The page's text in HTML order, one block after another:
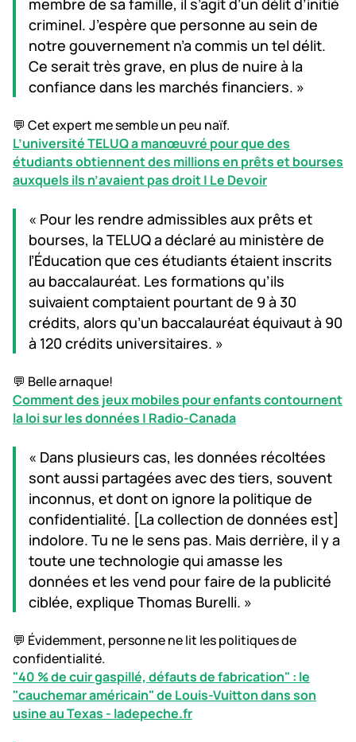
membre de sa famille, il s’agit d’un délit d’initié
criminel. J’espère que personne au sein de
notre gouvernement n’a commis un tel délit.
Ce serait très grave, en plus de nuire à la
confiance dans les marchés financiers. »
💬 Cet expert me semble un peu naïf.
L’université TELUQ a manœuvré pour que des
étudiants obtiennent des millions en prêts et bourses
auxquels ils n’avaient pas droit | Le Devoir
« Pour les rendre admissibles aux prêts et
bourses, la TELUQ a déclaré au ministère de
l’Éducation que ces étudiants étaient inscrits
au baccalauréat. Les formations qu’ils
suivaient comptaient pourtant de 9 à 30
crédits, alors qu’un baccalauréat équivaut à 90
à 120 crédits universitaires. »
💬 Belle arnaque!
Comment des jeux mobiles pour enfants contournent
la loi sur les données | Radio-Canada
« Dans plusieurs cas, les données récoltées
sont aussi partagées avec des tiers, souvent
inconnus, et dont on ignore la politique de
confidentialité. [La collection de données est]
indolore. Tu ne le sens pas. Mais derrière, il y a
toute une technologie qui amasse les
données et les vend pour faire de la publicité
ciblée, explique Thomas Burelli. »
💬 Évidemment, personne ne lit les politiques de
confidentialité.
"40 % de cuir gaspillé, défauts de fabrication" : le
"cauchemar américain" de Louis-Vuitton dans son
usine au Texas - ladepeche.fr